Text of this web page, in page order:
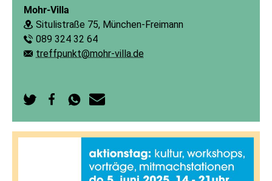
Mohr-Villa
Ort:
Situlistraße 75, München-Freimann
Telefon:
089 324 32 64
E-Mail:
treffpunkt@mohr-villa.de
TwitterFacebookWhatsApp
senden
E-
Mail
senden